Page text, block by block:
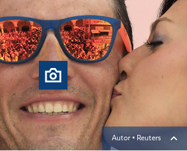
Autor ▪ Reuters